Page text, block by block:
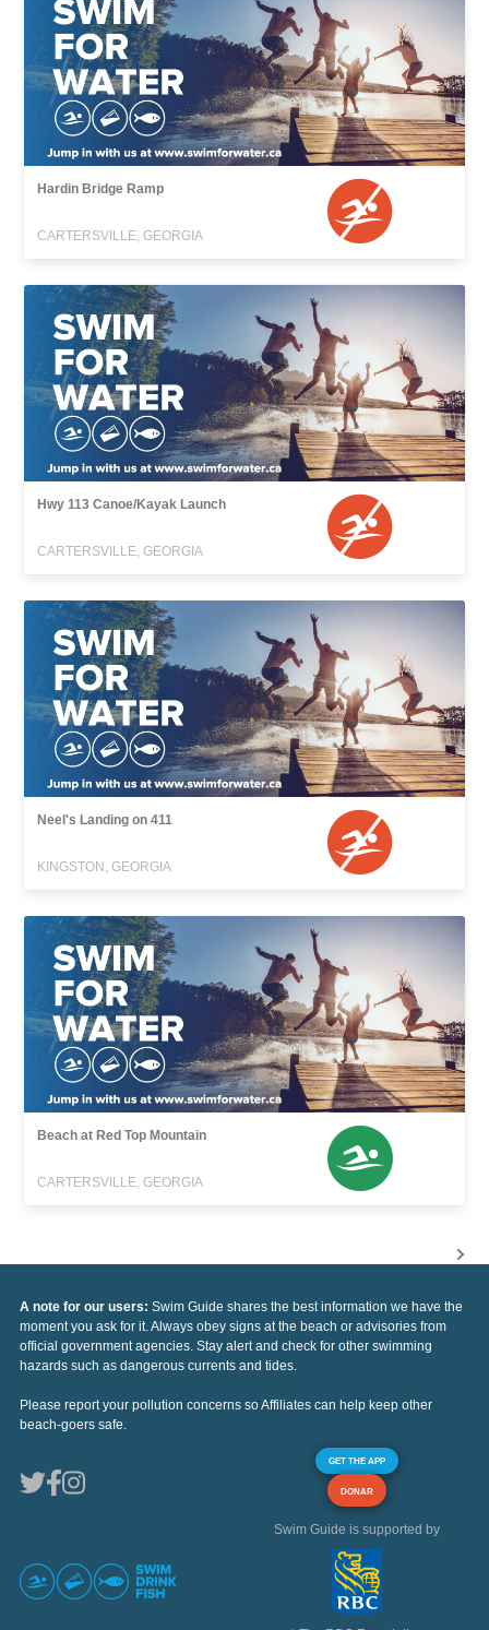
Hardin Bridge Ramp
CARTERSVILLE, GEORGIA
Hwy 113 Canoe/Kayak Launch
CARTERSVILLE, GEORGIA
Neel's Landing on 411
KINGSTON, GEORGIA
Beach at Red Top Mountain
CARTERSVILLE, GEORGIA
A note for our users: Swim Guide shares the best information we have the
moment you ask for it. Always obey signs at the beach or advisories from
official government agencies. Stay alert and check for other swimming
hazards such as dangerous currents and tides.
Please report your pollution concerns so Affiliates can help keep other
beach-goers safe.
GET THE APP
DONAR
Swim Guide is supported by